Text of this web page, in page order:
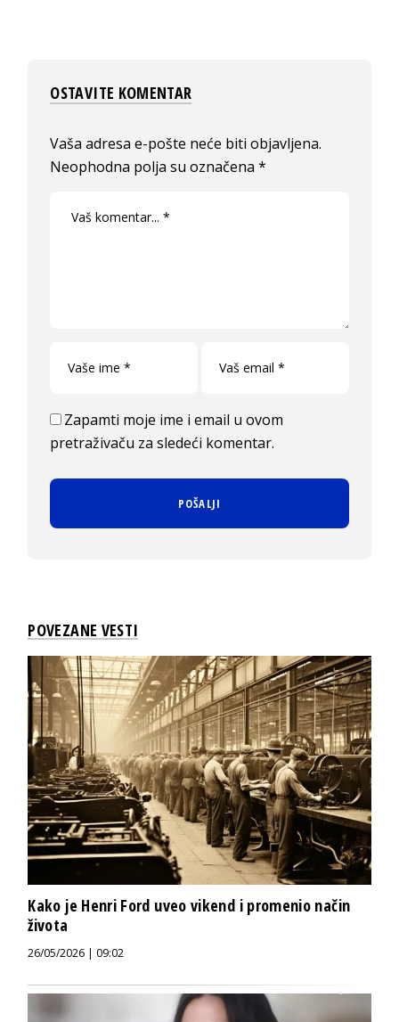
OSTAVITE KOMENTAR
Vaša adresa e-pošte neće biti objavljena.
Neophodna polja su označena*
Zapamti moje ime i email u ovom
pretraživaču za sledeći komentar.
POVEZANE VESTI
Kako je Henri Ford uveo vikend i promenio način
života
26/05/2026 | 09:02